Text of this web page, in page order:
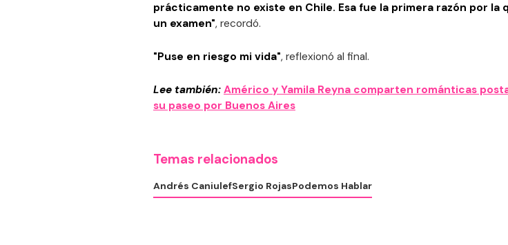
prácticamente no existe en Chile. Esa fue la primera razón por la
un examen", recordó.
"Puse en riesgo mi vida", reflexionó al final.
Lee también: Américo y Yamila Reyna comparten románticas
su paseo por Buenos Aires
Temas relacionados
Andrés CaniulefSergio RojasPodemos Hablar